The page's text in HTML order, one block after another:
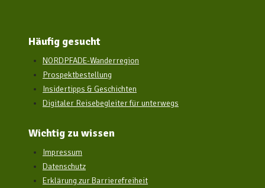
Häufig gesucht
NORDPFADE-Wanderregion
Prospektbestellung
Insidertipps & Geschichten
Digitaler Reisebegleiter für unterwegs
Wichtig zu wissen
Impressum
Datenschutz
Erklärung zur Barrierefreiheit